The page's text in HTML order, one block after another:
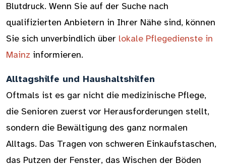
Blutdruck. Wenn Sie auf der Suche nach
qualifizierten Anbietern in Ihrer Nähe sind, können
Sie sich unverbindlich über lokale Pflegedienste in
Mainz informieren.
Alltagshilfe und Haushaltshilfen
Oftmals ist es gar nicht die medizinische Pflege,
die Senioren zuerst vor Herausforderungen stellt,
sondern die Bewältigung des ganz normalen
Alltags. Das Tragen von schweren Einkaufstaschen,
das Putzen der Fenster, das Wischen der Böden